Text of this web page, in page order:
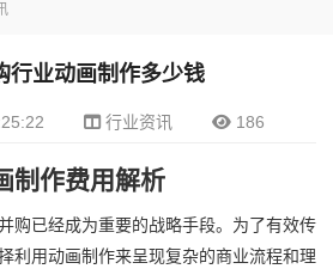
行业动画制作多少钱
行业资讯 186
制作费用解析
购已经成为重要的战略手段。为了有效传
利用动画制作来呈现复杂的商业流程和理